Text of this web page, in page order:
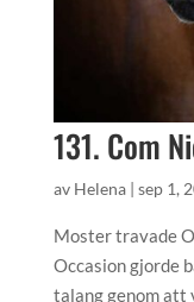
131. Com
av Helena| sep 1,
Moster travade
Occasion gjorde
talang genom att